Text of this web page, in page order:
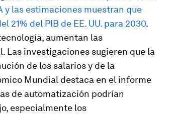
y las estimaciones muestran que
del PIB de EE. UU. para 2030.
aumentan las
Las investigaciones sugieren que la
de los salarios y de la
Mundial destaca en el informe
de automatización podrían
especialmente los